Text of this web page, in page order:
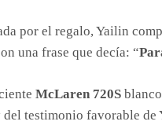
por el regalo, Yailin
una frase que decía: “
McLaren 720S
testimonio favorable de